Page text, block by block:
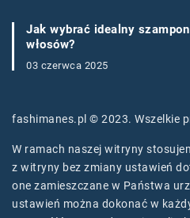
Jak wybrać idealny
włosów?
03 czerwca 2025
fashimanes.pl © 2023. Wszelkie
W ramach naszej witryny
z witryny bez zmiany ustawień
one zamieszczane w Państwa
ustawień można dokonać w